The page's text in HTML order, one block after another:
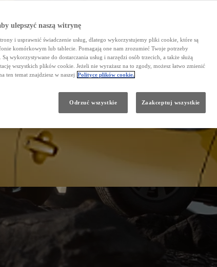
ulepszyć naszą witrynę
i usprawnić świadczenie usług, dlatego wykorzystujemy pliki cookie, które są
komórkowym lub tablecie. Pomagają one nam zrozumieć Twoje potrzeby
wykorzystywane do dostarczania usług i narzędzi osób trzecich, a także służą
wszystkich plików cookie. Jeżeli nie wyrażasz na to zgody, możesz łatwo zmienić
ten temat znajdziesz w naszej Polityce plików cookie.
Odrzuć wszystkie Zaakceptuj wszystkie